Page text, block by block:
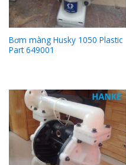
Bơm màng Husky 1050 Plastic
Part 649001